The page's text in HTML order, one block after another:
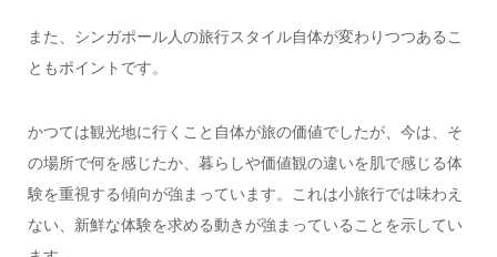
また、シンガポール人の旅行スタイル自体が変わりつつあるこ
ともポイントです。
かつては観光地に行くこと自体が旅の価値でしたが、今は、そ
の場所で何を感じたか、暮らしや価値観の違いを肌で感じる体
験を重視する傾向が強まっています。これは小旅行では味わえ
ない、新鮮な体験を求める動きが強まっていることを示してい